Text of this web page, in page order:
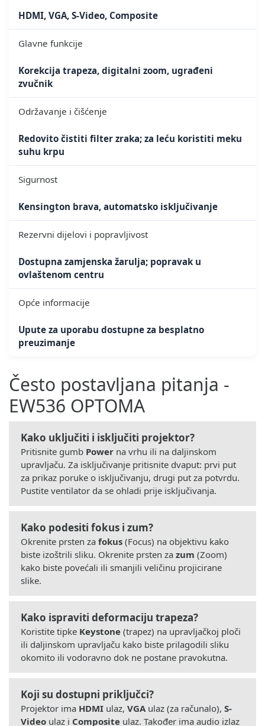
HDMI, VGA, S-Video, Composite
Glavne funkcije
Korekcija trapeza, digitalni zoom, ugrađeni
zvučnik
Održavanje i čišćenje
Redovito čistiti filter zraka; za leću koristiti meku
suhu krpu
Sigurnost
Kensington brava, automatsko isključivanje
Rezervni dijelovi i popravljivost
Dostupna zamjenska žarulja; popravak u
ovlaštenom centru
Opće informacije
Upute za uporabu dostupne za besplatno
preuzimanje
Često postavljana pitanja -
EW536 OPTOMA
Kako uključiti i isključiti projektor?
Pritisnite gumb Power na vrhu ili na daljinskom
upravljaču. Za isključivanje pritisnite dvaput: prvi put
za prikaz poruke o isključivanju, drugi put za potvrdu.
Pustite ventilator da se ohladi prije isključivanja.
Kako podesiti fokus i zum?
Okrenite prsten za fokus (Focus) na objektivu kako
biste izoštrili sliku. Okrenite prsten za zum (Zoom)
kako biste povećali ili smanjili veličinu projicirane
slike.
Kako ispraviti deformaciju trapeza?
Koristite tipke Keystone (trapez) na upravljačkoj ploči
ili daljinskom upravljaču kako biste prilagodili sliku
okomito ili vodoravno dok ne postane pravokutna.
Koji su dostupni priključci?
Projektor ima HDMI ulaz, VGA ulaz (za računalo), S-
Video ulaz i Composite ulaz. Također ima audio izlaz